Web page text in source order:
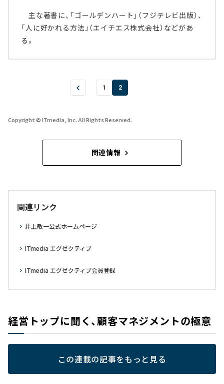
主な著書に、「ゴールデンハート」（フジテレビ出版）、
「人に好かれる方法」（エイチエス株式会社）などがあ
る。
1 2
Copyright © ITmedia, Inc. All Rights Reserved.
関連情報
関連リンク
井上敬一公式ホームページ
ITmedia エグゼクティブ
ITmedia エグゼクティブ会員登録
経営トップに聞く、顧客マネジメントの極意
この連載の記事をもっと見る